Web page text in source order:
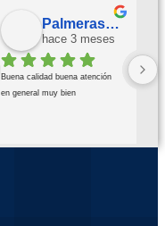
Palmeras Doradas
hace 3 meses
Buena calidad buena atención
en general muy bien